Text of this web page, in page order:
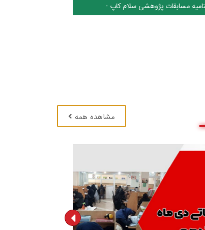
مسابقات پژوهشی سلام کاپ بخش آنلاین -
مشاهده همه